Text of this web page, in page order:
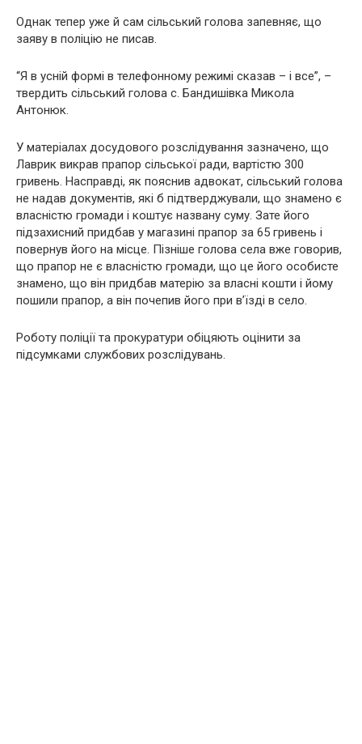
Однак тепер уже й сам сільський голова запевняє, що
заяву в поліцію не писав.
“Я в усній формі в телефонному режимі сказав – і все”, –
твердить сільський голова с. Бандишівка Микола
Антонюк.
У матеріалах досудового розслідування зазначено, що
Лаврик викрав прапор сільської ради, вартістю 300
гривень. Насправді, як пояснив адвокат, сільський голова
не надав документів, які б підтверджували, що знамено є
власністю громади і коштує названу суму. Зате його
підзахисний придбав у магазині прапор за 65 гривень і
повернув його на місце. Пізніше голова села вже говорив,
що прапор не є власністю громади, що це його особисте
знамено, що він придбав матерію за власні кошти і йому
пошили прапор, а він почепив його при в’їзді в село.
Роботу поліції та прокуратури обіцяють оцінити за
підсумками службових розслідувань.